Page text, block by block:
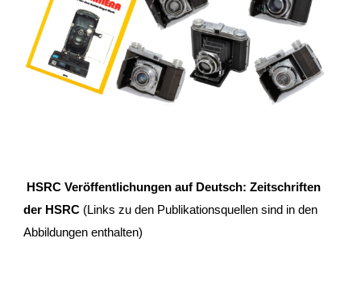
HSRCVeröffentlichungen auf Deutsch: Zeitschriften
der HSRC (Links zu den Publikationsquellen sind in den
Abbildungen enthalten)